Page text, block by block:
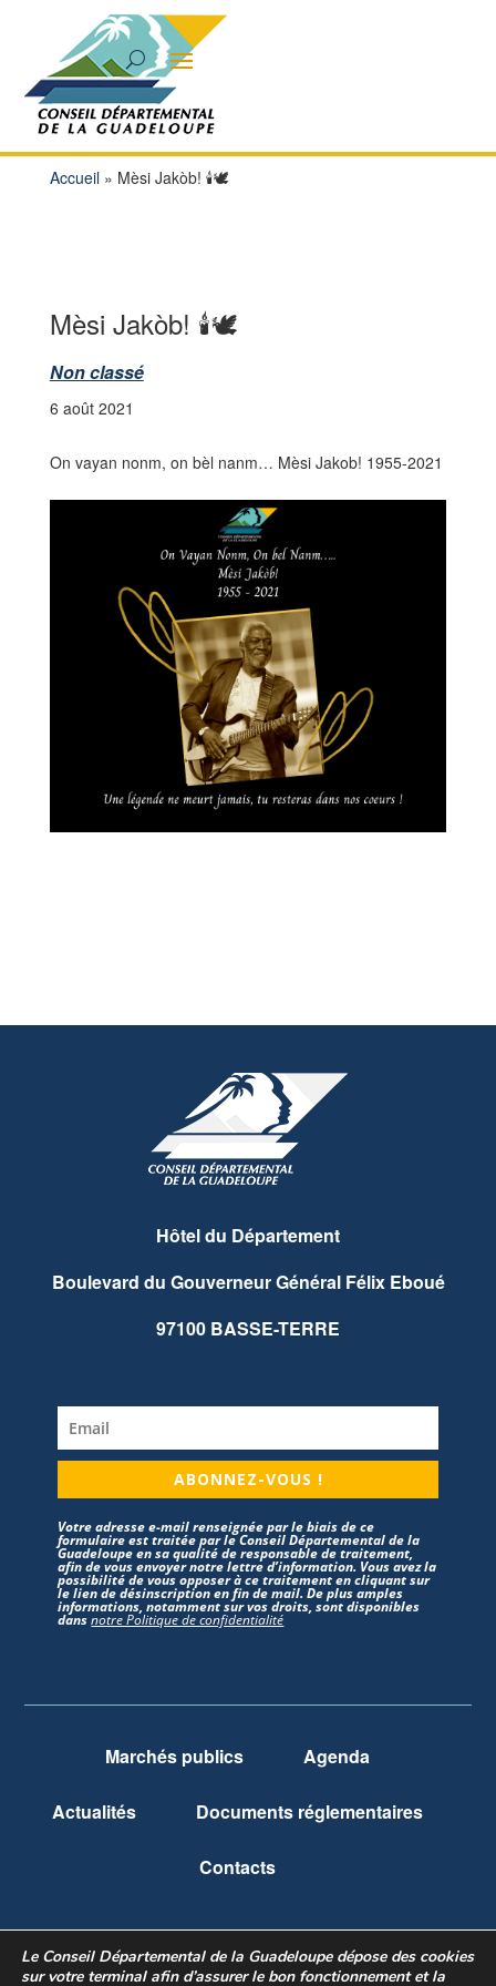
Accueil» Mèsi Jakòb! 🕯🕊
Mèsi Jakòb! 🕯🕊
Non classé
6 août 2021
On vayan nonm, on bèl nanm… Mèsi Jakob! 1955-2021
Hôtel du Département
Boulevard du Gouverneur Général Félix Eboué
97100 BASSE-TERRE
ABONNEZ-VOUS !
Votre adresse e-mail renseignée par le biais de ce
formulaire est traitée par le Conseil Départemental de la
Guadeloupe en sa qualité de responsable de traitement,
afin de vous envoyer notre lettre d’information. Vous avez la
possibilité de vous opposer à ce traitement en cliquant sur
le lien de désinscription en fin de mail. De plus amples
informations, notamment sur vos droits, sont disponibles
dansnotre Politique de confidentialité
Marchés publics Agenda
Actualités Documents réglementaires
Contacts
Mentions légales Politique de confidentialité
Le Conseil Départemental de la Guadeloupe dépose des cookies
sur votre terminal afin d’assurer le bon fonctionnement et la